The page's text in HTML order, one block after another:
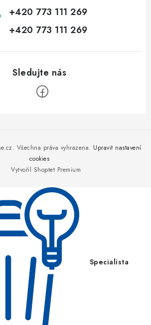
+420 773 111 269
+420 773 111 269
Vytvořil Shoptet Premium
. Všechna práva vyhrazena. Upravit nastavení
cookies
Specialista